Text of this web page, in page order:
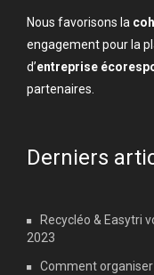
Nous favorisons la
engagement pour la
d’entreprise
partenaires.
Derniers
Recycléo & Easytri
2023
Comment organiser